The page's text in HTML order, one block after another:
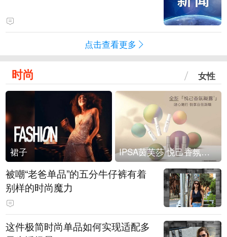
点击查看更多
时尚 女性
裙子 IPSA茵芙莎 悦己香氛凝露上市
被嘲“老爸单品”的五分牛仔裤有着
别样的时尚魔力
这件极简时尚单品如何实现适配多